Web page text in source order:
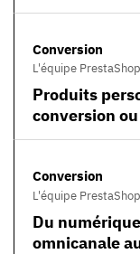
Conversion
L'équipe PrestaShop
Produits
conversion
Conversion
L'équipe PrestaShop
Du
omnicanale